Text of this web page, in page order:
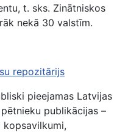
t. sks. Zinātniskos
nekā 30 valstīm.
repozitārijs
pieejamas Latvijas
publikācijas –